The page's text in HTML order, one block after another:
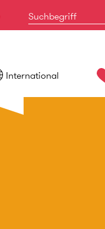
International